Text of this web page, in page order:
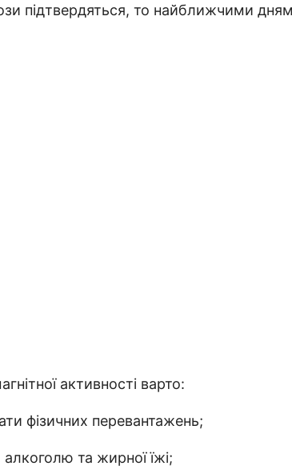
підтвердяться, то найближчими
активності варто:
фізичних перевантажень;
та жирної їжі;